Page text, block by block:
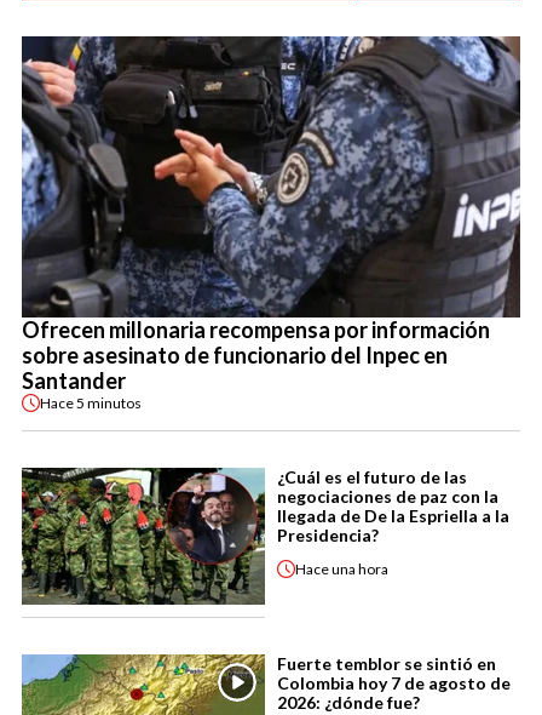
Ofrecen millonaria recompensa por información
sobre asesinato de funcionario del Inpec en
Santander
Hace5 minutos
¿Cuál es el futuro de las
negociaciones de paz con la
llegada de De la Espriella a la
Presidencia?
Haceuna hora
Fuerte temblor se sintió en
Colombia hoy 7 de agosto de
2026: ¿dónde fue?